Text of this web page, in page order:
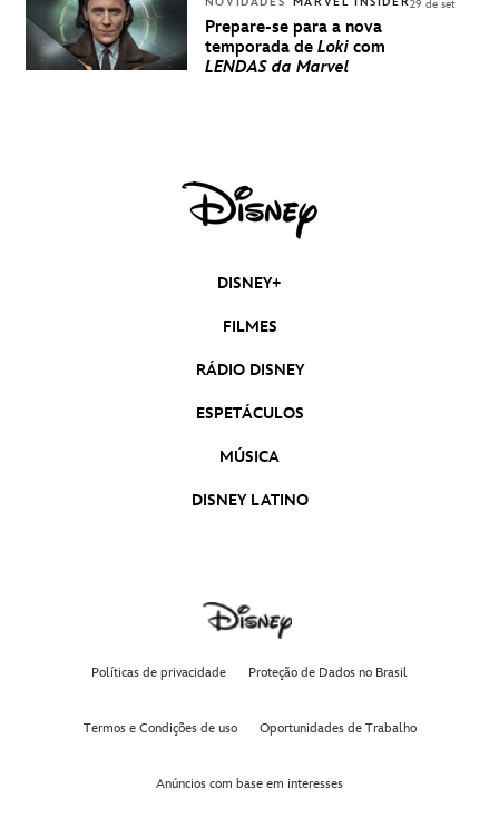
NOVIDADES MARVEL INSIDER
Prepare-se para a nova
temporada de Loki com
LENDAS da Marvel
29 de set
DISNEY+
FILMES
RÁDIO DISNEY
ESPETÁCULOS
MÚSICA
DISNEY LATINO
Políticas de privacidade Proteção de Dados no Brasil
Termos e Condições de uso Oportunidades de Trabalho
Anúncios com base em interesses